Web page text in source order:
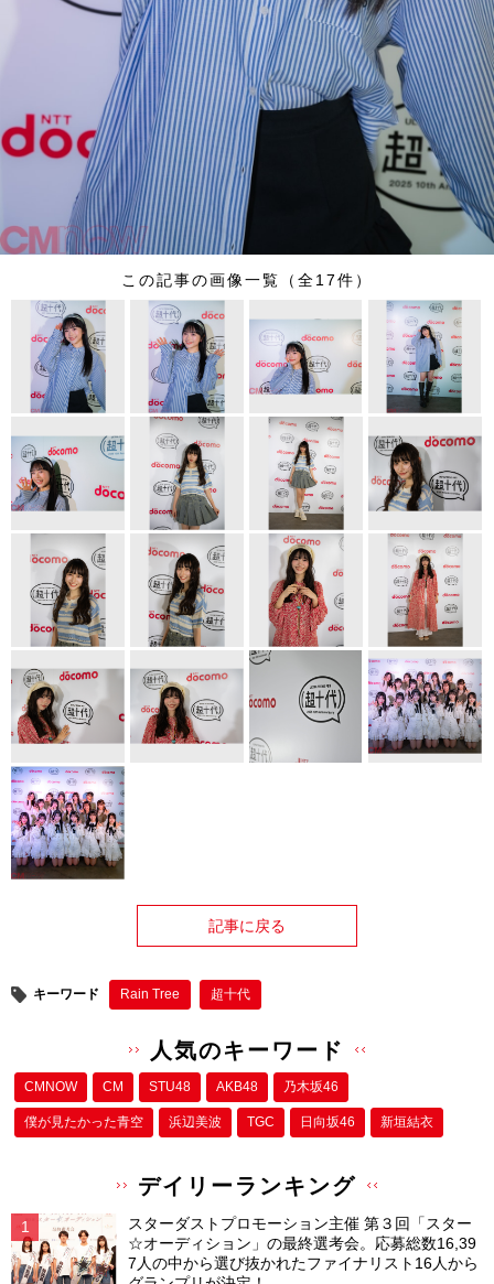
この記事の画像一覧（全17件）
記事に戻る
キーワード Rain Tree 超十代
人気のキーワード
CMNOW CM STU48 AKB48 乃木坂46
僕が⾒たかった⻘空 浜辺美波 TGC 日向坂46 新垣結衣
デイリーランキング
スターダストプロモーション主催 第３回「スター
☆オーディション」の最終選考会。応募総数16,39
7人の中から選び抜かれたファイナリスト16人から